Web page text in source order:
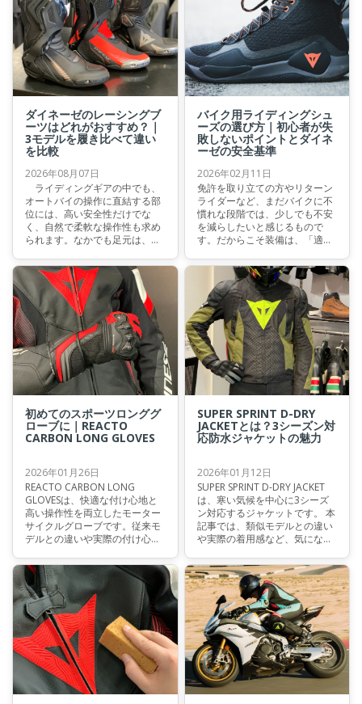
ダイネーゼのレーシングブ
ーツはどれがおすすめ？｜
3モデルを履き比べて違い
を比較
2026年08月07日
ライディングギアの中でも、
オートバイの操作に直結する部
位には、高い安全性だけでな
く、自然で柔軟な操作性も求め
られます。なかでも足元は、シ
いった操作性に大きく影響し、
ライディングフィールを左右す
る重要な要素です。本記事で
は、ダイネーゼのレーシングブ
ーツコレクションを代表する3
モデルを比較し、それぞれの柔
軟性や履き心地を詳しく解説し
ます。
バイク用ライディングシュ
ーズの選び方｜初心者が失
敗しないポイントとダイネ
ーゼの安全基準
2026年02月11日
免許を取り立ての方やリターン
ライダーなど、まだバイクに不
慣れな段階では、少しでも不安
を減らしたいと感じるもので
す。だからこそ装備は、「適切
ィングに最大限集中することが
できます。本記事では、初心者
の方に向けて、バイク用シュー
ズを選ぶ際に知っておきたいポ
イントを、わかりやすくご紹介
します。
初めてのスポーツロンググ
ローブに｜REACTO
CARBON LONG GLOVES
2026年01月26日
REACTO CARBON LONG
GLOVESは、快適な付け心地と
高い操作性を両立したモーター
サイクルグローブです。従来モ
デルとの違いや実際の付け心地
します。ぜひご検討の参考にな
れば幸いです。
SUPER SPRINT D-DRY
JACKETとは？3シーズン対
応防水ジャケットの魅力
2026年01月12日
SUPER SPRINT D-DRY JACKET
は、寒い気候を中心に3シーズ
ン対応するジャケットです。 本
記事では、類似モデルとの違い
や実際の着用感など、気になる
ます。ご検討中の方の参考にな
れば幸いです。